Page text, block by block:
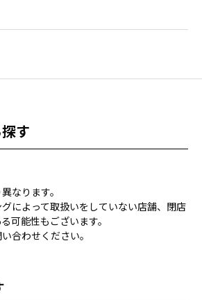
す
なります。
によって取扱いをしていない店舗、閉店
可能性もございます。
合わせください。